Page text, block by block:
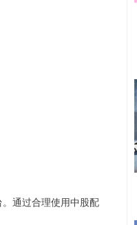
通过合理使用中股配